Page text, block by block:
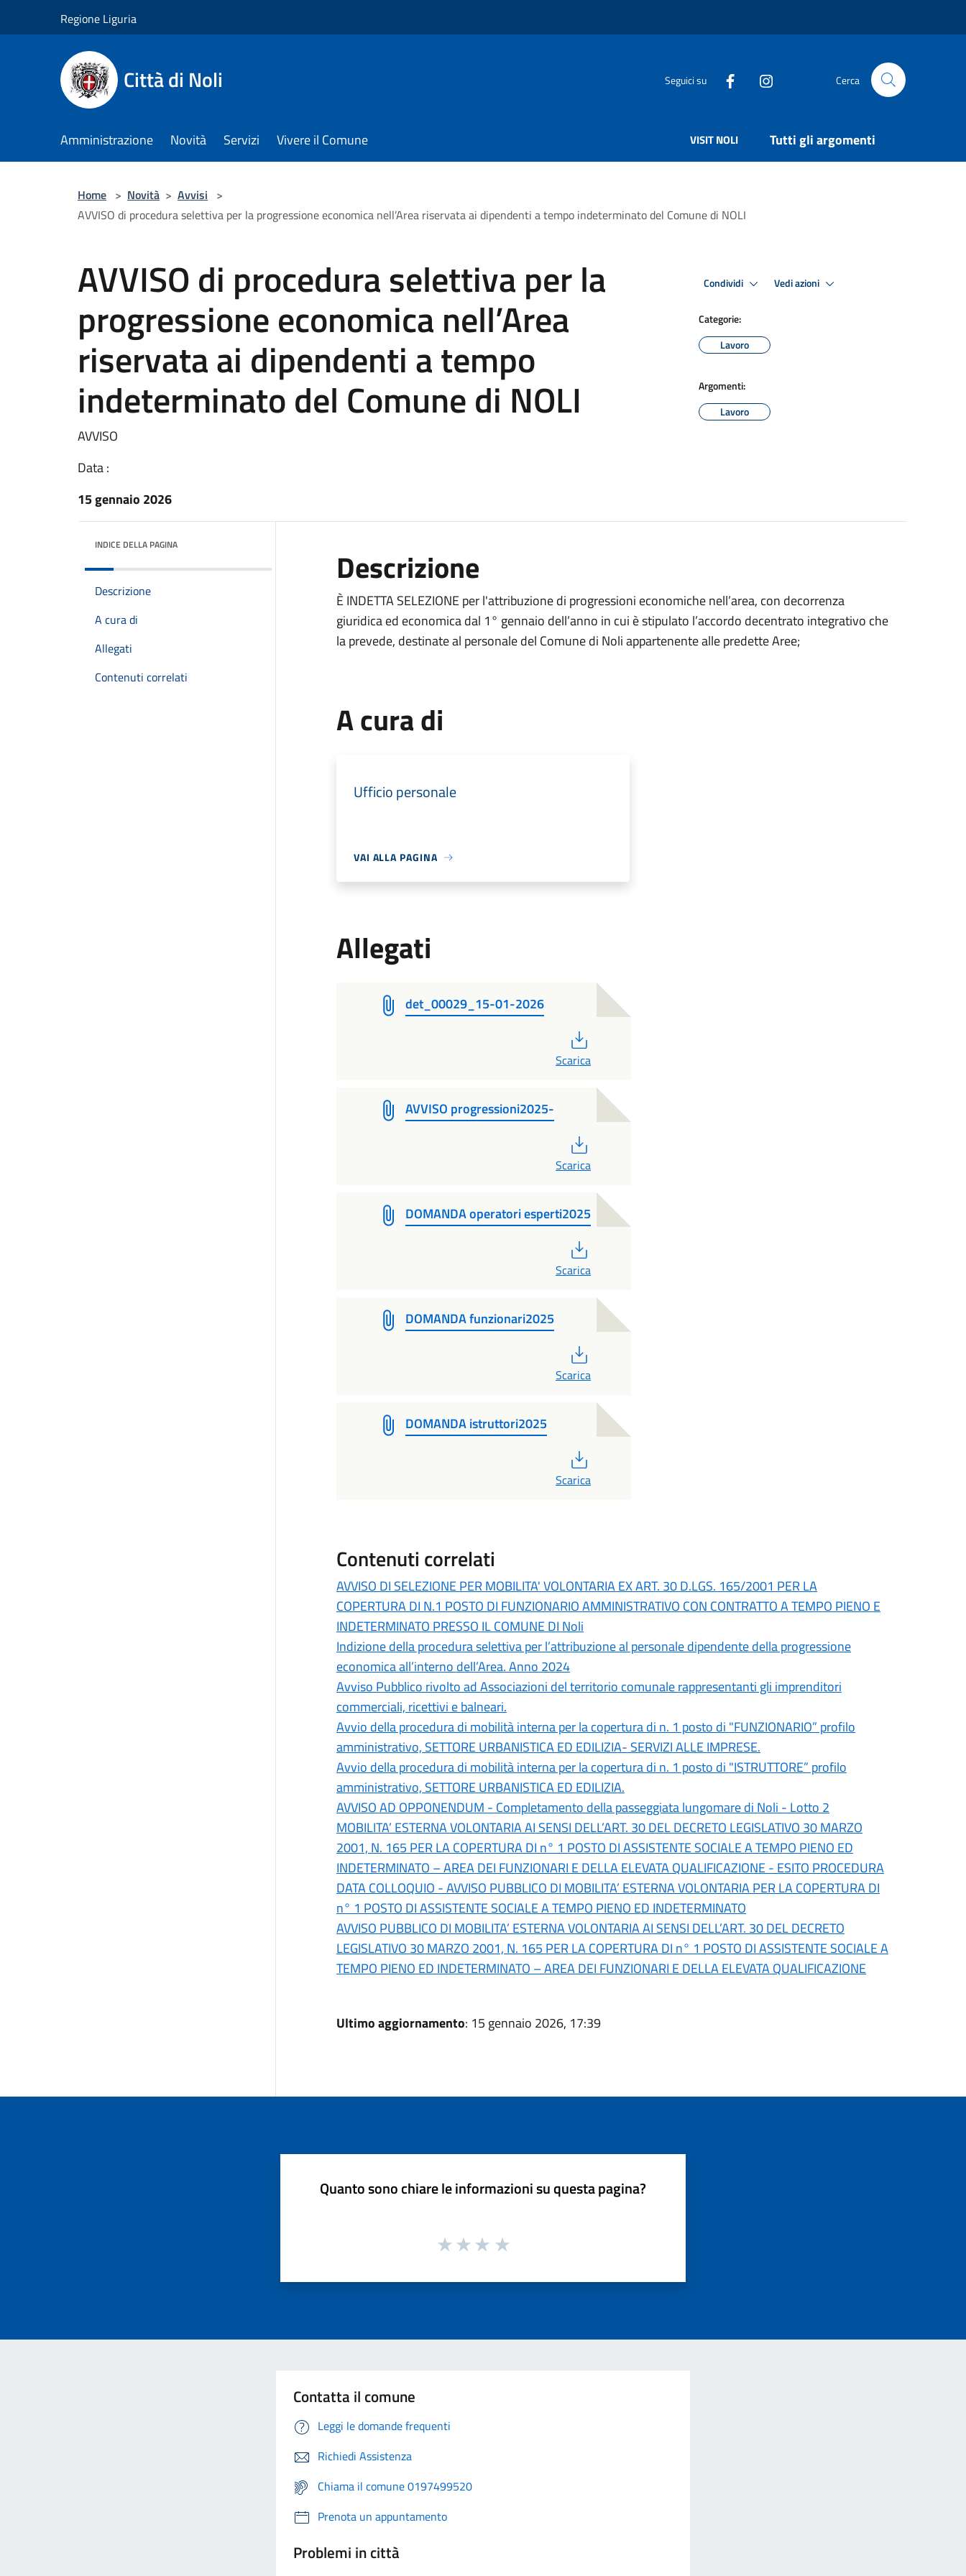
Regione Liguria
Città di Noli Seguici su Cerca
Amministrazione Novità Servizi Vivere il Comune VISIT NOLI Tutti gli argomenti
Home > Novità > Avvisi >
AVVISO di procedura selettiva per la progressione economica nell’Area riservata ai dipendenti a tempo indeterminato del Comune di NOLI
AVVISO di procedura selettiva per la
progressione economica nell’Area
riservata ai dipendenti a tempo
indeterminato del Comune di NOLI
AVVISO
Data :
15 gennaio 2026
Condividi Vedi azioni
Categorie:
Lavoro
Argomenti:
Lavoro
INDICE DELLA PAGINA
Descrizione
A cura di
Allegati
Contenuti correlati
Descrizione
È INDETTA SELEZIONE per l'attribuzione di progressioni economiche nell’area, con decorrenza
giuridica ed economica dal 1° gennaio dell’anno in cui è stipulato l’accordo decentrato integrativo che
la prevede, destinate al personale del Comune di Noli appartenente alle predette Aree;
A cura di
Ufficio personale
VAI ALLA PAGINA
Allegati
det_00029_15-01-2026
Scarica
AVVISO progressioni2025-
Scarica
DOMANDA operatori esperti2025
Scarica
DOMANDA funzionari2025
Scarica
DOMANDA istruttori2025
Scarica
Contenuti correlati
AVVISO DI SELEZIONE PER MOBILITA' VOLONTARIA EX ART. 30 D.LGS. 165/2001 PER LA
COPERTURA DI N.1 POSTO DI FUNZIONARIO AMMINISTRATIVO CON CONTRATTO A TEMPO PIENO E
INDETERMINATO PRESSO IL COMUNE DI Noli
Indizione della procedura selettiva per l’attribuzione al personale dipendente della progressione
economica all’interno dell’Area. Anno 2024
Avviso Pubblico rivolto ad Associazioni del territorio comunale rappresentanti gli imprenditori
commerciali, ricettivi e balneari.
Avvio della procedura di mobilità interna per la copertura di n. 1 posto di "FUNZIONARIO” profilo
amministrativo, SETTORE URBANISTICA ED EDILIZIA- SERVIZI ALLE IMPRESE.
Avvio della procedura di mobilità interna per la copertura di n. 1 posto di "ISTRUTTORE” profilo
amministrativo, SETTORE URBANISTICA ED EDILIZIA.
AVVISO AD OPPONENDUM - Completamento della passeggiata lungomare di Noli - Lotto 2
MOBILITA’ ESTERNA VOLONTARIA AI SENSI DELL’ART. 30 DEL DECRETO LEGISLATIVO 30 MARZO
2001, N. 165 PER LA COPERTURA DI n° 1 POSTO DI ASSISTENTE SOCIALE A TEMPO PIENO ED
INDETERMINATO – AREA DEI FUNZIONARI E DELLA ELEVATA QUALIFICAZIONE - ESITO PROCEDURA
DATA COLLOQUIO - AVVISO PUBBLICO DI MOBILITA’ ESTERNA VOLONTARIA PER LA COPERTURA DI
n° 1 POSTO DI ASSISTENTE SOCIALE A TEMPO PIENO ED INDETERMINATO
AVVISO PUBBLICO DI MOBILITA’ ESTERNA VOLONTARIA AI SENSI DELL’ART. 30 DEL DECRETO
LEGISLATIVO 30 MARZO 2001, N. 165 PER LA COPERTURA DI n° 1 POSTO DI ASSISTENTE SOCIALE A
TEMPO PIENO ED INDETERMINATO – AREA DEI FUNZIONARI E DELLA ELEVATA QUALIFICAZIONE
Ultimo aggiornamento: 15 gennaio 2026, 17:39
Quanto sono chiare le informazioni su questa pagina?
Contatta il comune
Leggi le domande frequenti
Richiedi Assistenza
Chiama il comune 0197499520
Prenota un appuntamento
Problemi in città